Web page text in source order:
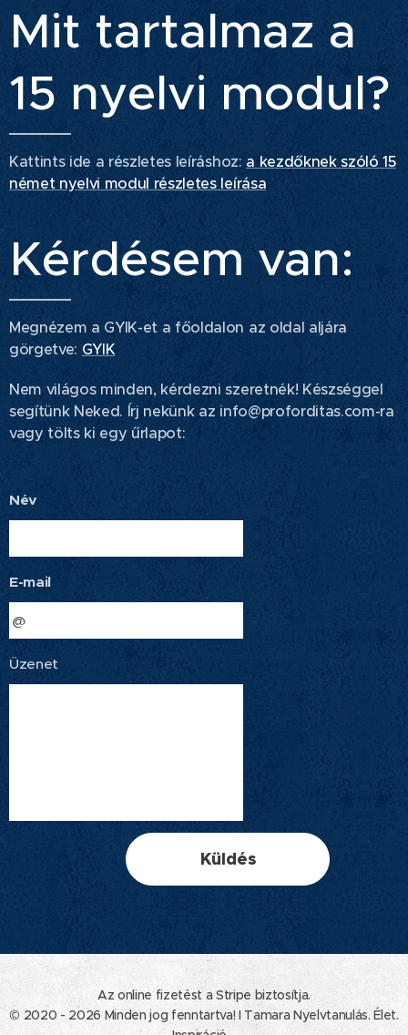
Mit tartalmaz a
15 nyelvi modul?
Kattints ide a részletes leíráshoz: a kezdőknek szóló 15
német nyelvi modul részletes leírása
Kérdésem van:
Megnézem a GYIK-et a főoldalon az oldal aljára
görgetve: GYIK
Nem világos minden, kérdezni szeretnék! Készséggel
segítünk Neked. Írj nekünk az info@proforditas.com-ra
vagy tölts ki egy űrlapot:
Név
E-mail
Üzenet
Küldés
Az online fizetést a Stripe biztosítja.
© 2020 - 2026 Minden jog fenntartva! I Tamara Nyelvtanulás. Élet.